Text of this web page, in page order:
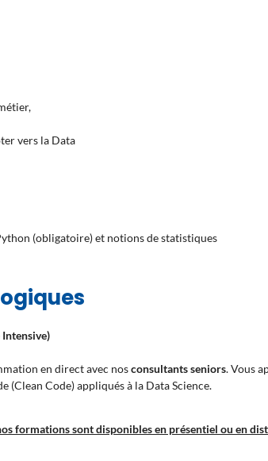
vers la Data
(obligatoire) et notions de statistiques
en direct avec nosconsultants seniors. Vous
(Clean Code) appliqués à la Data Science.
formations sont disponibles en présentiel ou en